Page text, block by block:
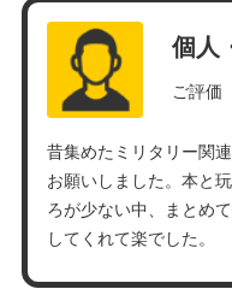
個人
ご評価
昔集めたミリタリー関
お願いしました。本と
ろが少ない中、まとめ
してくれて楽でした。